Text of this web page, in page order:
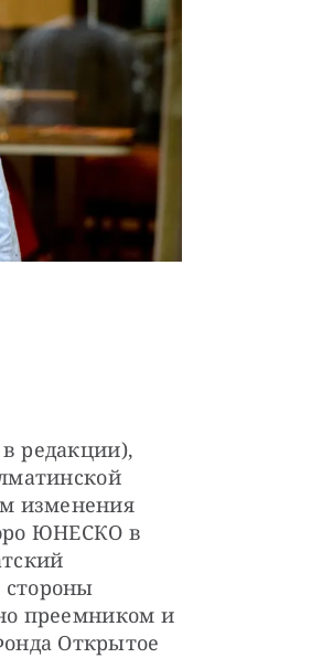
редакции),
изменения
ЮНЕСКО в
стороны
преемником и
Открытое